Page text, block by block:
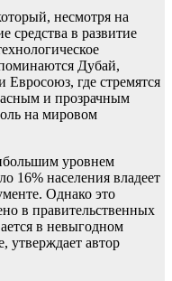
несмотря на
средства в развитие
Дубай,
где стремятся
и прозрачным
на мировом
уровнем
16% населения владеет
Однако это
в правительственных
в невыгодном
утверждает автор